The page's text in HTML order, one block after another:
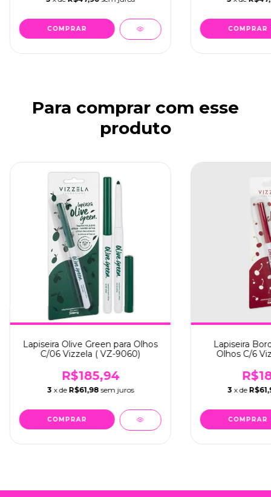
Para comprar com esse
produto
Lapiseira Olive Green para Olhos
C/06 Vizzela ( VZ-9060)
R$185,94
3 x de R$61,98 sem juros
Lapiseira
Olhos C/6
3 x de